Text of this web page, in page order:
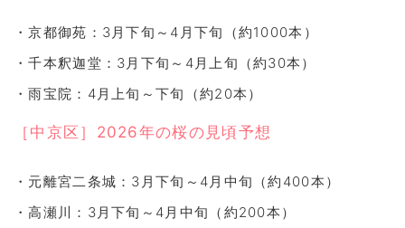
・京都御苑：3月下旬～4月下旬（約1000本）
・千本釈迦堂：3月下旬～4月上旬（約30本）
・雨宝院：4月上旬～下旬（約20本）
［中京区］2026年の桜の見頃予想
・元離宮二条城：3月下旬～4月中旬（約400本）
・高瀬川：3月下旬～4月中旬（約200本）